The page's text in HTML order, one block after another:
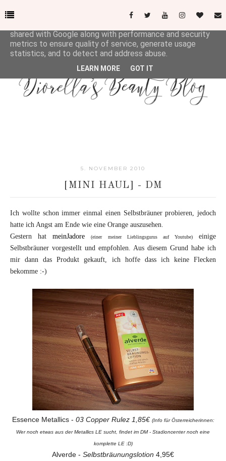
5. NOVEMBER 2010
[MINI HAUL] - DM
Ich wollte schon immer einmal einen Selbstbräuner probieren, jedoch
hatte ich Angst am Ende wie eine Orange auszusehen.
Gestern hatmeinJadore (einer meiner Lieblingsgurus auf Youtube)einige
Selbstbräuner vorgestellt und empfohlen. Aus diesem Grund habe ich
mir dann das Produkt gekauft, ich hoffe dass ich keine Flecken
bekomme :-)
Essence Metallics - 03 Copper Rulez 1,85€ (Info für Österreicherinnen:
Wer noch etwas aus der Metallics LE sucht, findet im DM - Stadioncenter noch eine
komplette LE :D)
Alverde - Selbstbräunungslotion 4,95€
This site uses cookies from Google to deliver its services
shared with Google along with performance and security
metrics to ensure quality of service, generate usage
statistics, and to detect and address abuse.
LEARN MORE GOT IT